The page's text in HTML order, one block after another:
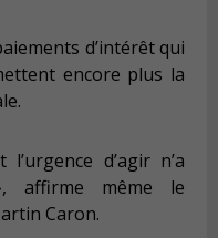
d’intérêt qui
encore plus la
d’agir n’a
affirme même le
Caron.